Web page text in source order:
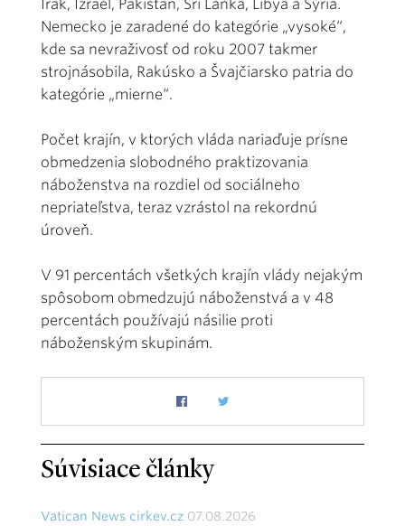
Irak, Izrael, Pakistan, Srí Lanka, Líbya a Sýria.
Nemecko je zaradené do kategórie „vysoké“,
kde sa nevraživosť od roku 2007 takmer
strojnásobila, Rakúsko a Švajčiarsko patria do
kategórie „mierne“.
Počet krajín, v ktorých vláda nariaďuje prísne
obmedzenia slobodného praktizovania
náboženstva na rozdiel od sociálneho
nepriateľstva, teraz vzrástol na rekordnú
úroveň.
V 91 percentách všetkých krajín vlády nejakým
spôsobom obmedzujú náboženstvá a v 48
percentách používajú násilie proti
náboženským skupinám.
Súvisiace články
Vatican News cirkev.cz 07.08.2026